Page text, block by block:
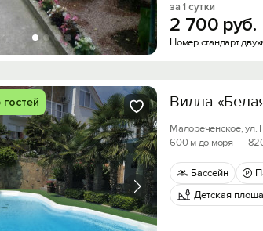
за 1 сутки
2 700 руб.
Номер стандарт
Вилла
Малореченское, ул.
600 м до моря
·
Бассейн
Детская